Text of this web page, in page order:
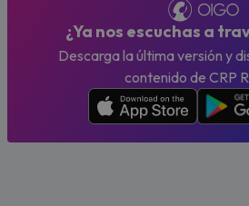
¿Ya nos escuchas a
Descarga la última versión y
contenido de CRP